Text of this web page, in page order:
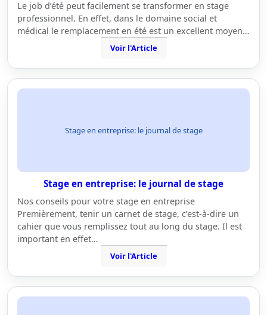
Le job d’été peut facilement se transformer en stage
professionnel. En effet, dans le domaine social et
médical le remplacement en été est un excellent moyen…
Voir l'Article
Stage en entreprise: le journal de stage
Stage en entreprise: le journal de stage
Nos conseils pour votre stage en entreprise
Premièrement, tenir un carnet de stage, c’est-à-dire un
cahier que vous remplissez tout au long du stage. Il est
important en effet…
Voir l'Article